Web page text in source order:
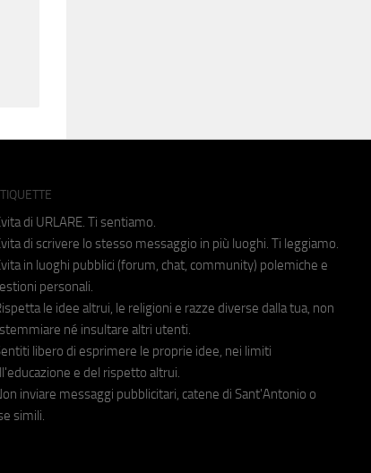
di URLARE. Ti sentiamo.
di scrivere lo stesso messaggio in più luoghi. Ti leggiamo.
in luoghi pubblici (forum, chat, community) polemiche e
personali.
le idee altrui, le religioni e razze diverse dalla tua, non
né insultare altri utenti.
libero di esprimere le proprie idee, nei limiti
e del rispetto altrui.
inviare messaggi pubblicitari, catene di Sant'Antonio o
simili.